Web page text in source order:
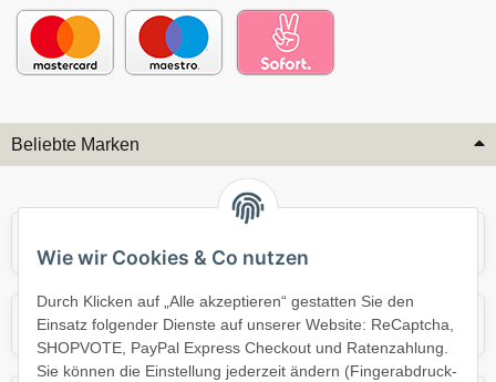
Wie wir Cookies & Co nutzen
Durch Klicken auf „Alle akzeptieren“ gestatten Sie den
Einsatz folgender Dienste auf unserer Website: ReCaptcha,
SHOPVOTE, PayPal Express Checkout und Ratenzahlung.
Sie können die Einstellung jederzeit ändern (Fingerabdruck-
Beliebte Marken
Mercedes Mini